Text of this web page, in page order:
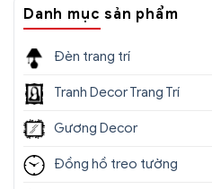
Danh mục sản phẩm
Đèn trang trí
Tranh Decor Trang Trí
Gương Decor
Đồng hồ treo tường